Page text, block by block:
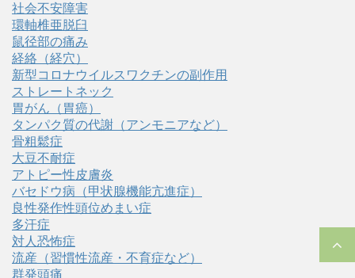
社会不安障害
環軸椎亜脱臼
鼠径部の痛み
経絡（経穴）
新型コロナウイルスワクチンの副作用
ストレートネック
胃がん（胃癌）
タンパク質の代謝（アンモニアなど）
骨粗鬆症
大豆不耐症
アトピー性皮膚炎
バセドウ病（甲状腺機能亢進症）
良性発作性頭位めまい症
多汗症
対人恐怖症
流産（習慣性流産・不育症など）
群発頭痛